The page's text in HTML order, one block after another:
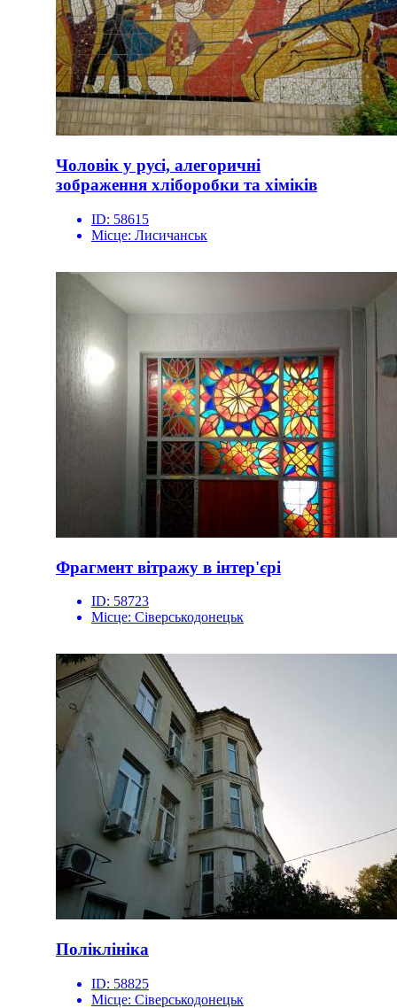
Чоловік у русі, алегоричні
зображення хліборобки та хіміків
ID: 58615
Місце: Лисичанськ
Фрагмент вітражу в інтер'єрі
ID: 58723
Місце: Сіверськодонецьк
Поліклініка
ID: 58825
Місце: Сіверськодонецьк